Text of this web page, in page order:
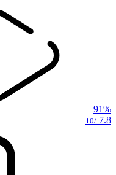
91%
7.8
/10